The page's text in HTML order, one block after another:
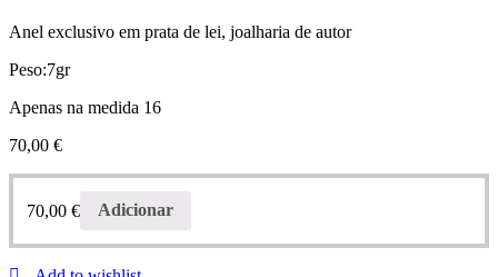
Anel exclusivo em prata de lei, joalharia de autor
Peso:7gr
Apenas na medida 16
70,00 €
70,00 € Adicionar